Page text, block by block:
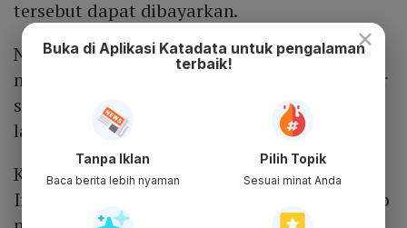
tersebut dapat dibayarkan.
Namun, asosiasi pesimis driver ojol akan
mendapatkan THR dari perusahaan aplikator
seperti Gojek, Grab, Maxim, inDrive dan
lainnya.
Ketua Umum Perkumpulan Armada Sewa
Indonesia (PAS INDONESIA) Wiwit Sudarsono
×
Buka di Aplikasi Katadata untuk pengalaman
terbaik!
Tanpa Iklan
Baca berita lebih nyaman
Pilih Topik
Sesuai minat Anda